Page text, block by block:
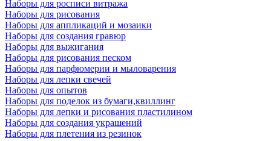
Наборы для росписи витража
Наборы для рисования
Наборы для аппликаций и мозаики
Наборы для создания гравюр
Наборы для выжигания
Наборы для рисования песком
Наборы для парфюмерии и мыловарения
Наборы для лепки свечей
Наборы для опытов
Наборы для поделок из бумаги,квиллинг
Наборы для лепки и рисования пластилином
Наборы для создания украшений
Наборы для плетения из резинок